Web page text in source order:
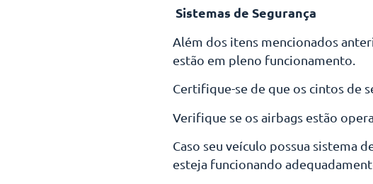
Sistemas de Segurança
Além dos itens mencionados
estão em pleno funcionamento.
Certifique-se de que os cintos de
Verifique se os airbags estão
Caso seu veículo possua sistema
esteja funcionando